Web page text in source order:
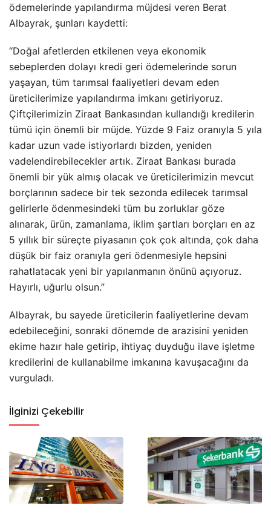
ödemelerinde yapılandırma müjdesi veren Berat
Albayrak, şunları kaydetti:
“Doğal afetlerden etkilenen veya ekonomik
sebeplerden dolayı kredi geri ödemelerinde sorun
yaşayan, tüm tarımsal faaliyetleri devam eden
üreticilerimize yapılandırma imkanı getiriyoruz.
Çiftçilerimizin Ziraat Bankasından kullandığı kredilerin
tümü için önemli bir müjde. Yüzde 9 Faiz oranıyla 5 yıla
kadar uzun vade istiyorlardı bizden, yeniden
vadelendirebilecekler artık. Ziraat Bankası burada
önemli bir yük almış olacak ve üreticilerimizin mevcut
borçlarının sadece bir tek sezonda edilecek tarımsal
gelirlerle ödenmesindeki tüm bu zorluklar göze
alınarak, ürün, zamanlama, iklim şartları borçları en az
5 yıllık bir süreçte piyasanın çok çok altında, çok daha
düşük bir faiz oranıyla geri ödenmesiyle hepsini
rahatlatacak yeni bir yapılanmanın önünü açıyoruz.
Hayırlı, uğurlu olsun.”
Albayrak, bu sayede üreticilerin faaliyetlerine devam
edebileceğini, sonraki dönemde de arazisini yeniden
ekime hazır hale getirip, ihtiyaç duyduğu ilave işletme
kredilerini de kullanabilme imkanına kavuşacağını da
vurguladı.
İlginizi Çekebilir